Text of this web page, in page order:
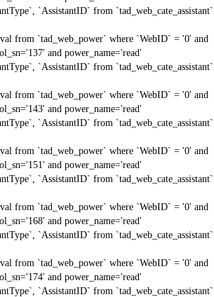
`AssistantID` from `tad_web_cate_assistant`
from `tad_web_power` where `WebID` = '0' and
and power_name='read'
`AssistantID` from `tad_web_cate_assistant`
from `tad_web_power` where `WebID` = '0' and
and power_name='read'
`AssistantID` from `tad_web_cate_assistant`
from `tad_web_power` where `WebID` = '0' and
and power_name='read'
`AssistantID` from `tad_web_cate_assistant`
from `tad_web_power` where `WebID` = '0' and
and power_name='read'
`AssistantID` from `tad_web_cate_assistant`
from `tad_web_power` where `WebID` = '0' and
and power_name='read'
`AssistantID` from `tad_web_cate_assistant`